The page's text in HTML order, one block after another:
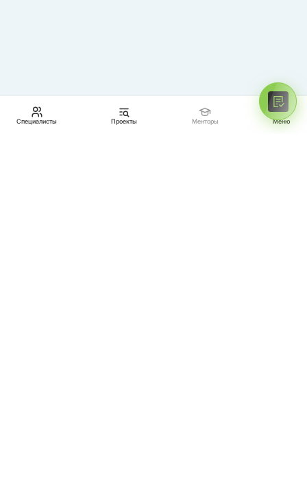
Специалисты Проекты Менторы Меню